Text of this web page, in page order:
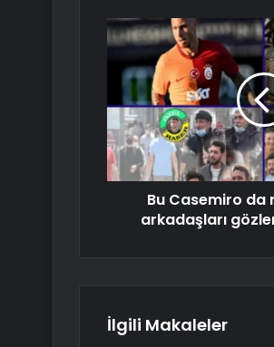
Bu Casemiro da
arkadaşları
İlgili Makaleler